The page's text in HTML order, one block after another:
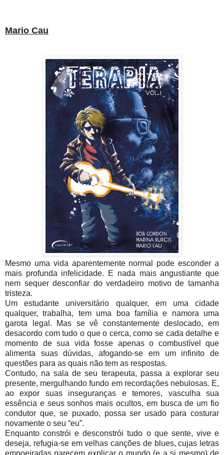
Mario Cau
Mesmo uma vida aparentemente normal pode esconder a
mais profunda infelicidade. E nada mais angustiante que
nem sequer desconfiar do verdadeiro motivo de tamanha
tristeza.
Um estudante universitário qualquer, em uma cidade
qualquer, trabalha, tem uma boa família e namora uma
garota legal. Mas se vê constantemente deslocado, em
desacordo com tudo o que o cerca, como se cada detalhe e
momento de sua vida fosse apenas o combustível que
alimenta suas dúvidas, afogando-se em um infinito de
questões para as quais não tem as respostas.
Contudo, na sala de seu terapeuta, passa a explorar seu
presente, mergulhando fundo em recordações nebulosas. E,
ao expor suas inseguranças e temores, vasculha sua
essência e seus sonhos mais ocultos, em busca de um fio
condutor que, se puxado, possa ser usado para costurar
novamente o seu “eu”.
Enquanto constrói e desconstrói tudo o que sente, vive e
deseja, refugia-se em velhas canções de blues, cujas letras